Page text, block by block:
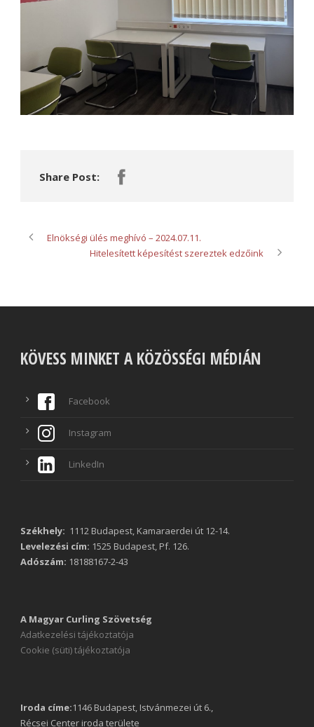
Share Post:
Elnökségi ülés meghívó – 2024.07.11.
Hitelesített képesítést szereztek edzőink
KÖVESS MINKET A KÖZÖSSÉGI MÉDIÁN
Facebook
Instagram
LinkedIn
Székhely: 1112 Budapest, Kamaraerdei út 12-14.
Levelezési cím: 1525 Budapest, Pf. 126.
Adószám: 18188167-2-43
A Magyar Curling Szövetség
Adatkezelési tájékoztatója
Cookie (süti) tájékoztatója
Iroda címe:1146 Budapest, Istvánmezei út 6.,
Récsei Center iroda területe